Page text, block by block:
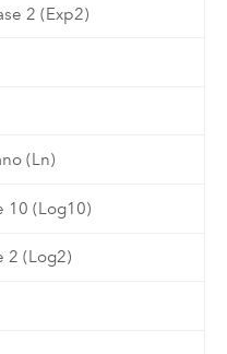
2 (Exp2)
(Ln)
10 (Log10)
2 (Log2)